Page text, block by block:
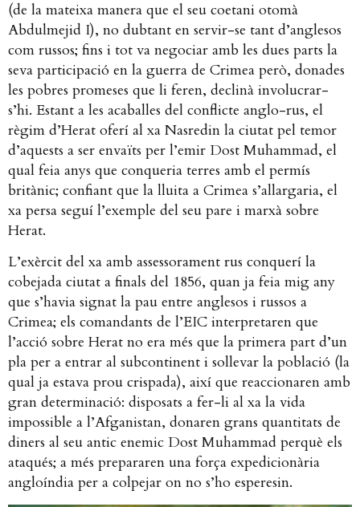
(de la mateixa manera que el seu coetani otomà
Abdulmejid I), no dubtant en servir-se tant d’anglesos
com russos; fins i tot va negociar amb les dues parts la
seva participació en la guerra de Crimea però, donades
les pobres promeses que li feren, declinà involucrar-
s’hi. Estant a les acaballes del conflicte anglo-rus, el
règim d’Herat oferí al xa Nasredin la ciutat pel temor
d’aquests a ser envaïts per l’emir Dost Muhammad, el
qual feia anys que conqueria terres amb el permís
britànic; confiant que la lluita a Crimea s’allargaria, el
xa persa seguí l’exemple del seu pare i marxà sobre
Herat.
L’exèrcit del xa amb assessorament rus conquerí la
cobejada ciutat a finals del 1856, quan ja feia mig any
que s’havia signat la pau entre anglesos i russos a
Crimea; els comandants de l’EIC interpretaren que
l’acció sobre Herat no era més que la primera part d’un
pla per a entrar al subcontinent i sollevar la població (la
qual ja estava prou crispada), així que reaccionaren amb
gran determinació: disposats a fer-li al xa la vida
impossible a l’Afganistan, donaren grans quantitats de
diners al seu antic enemic Dost Muhammad perquè els
ataqués; a més prepararen una força expedicionària
angloíndia per a colpejar on no s’ho esperesin.